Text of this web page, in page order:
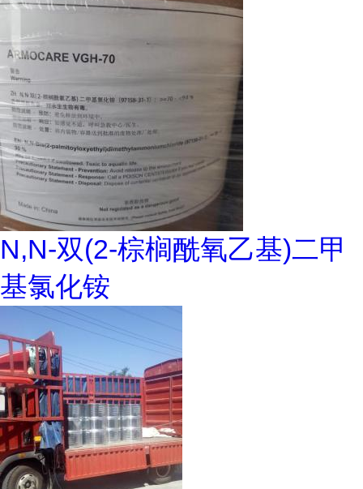
N,N-双(2-棕榈酰氧乙基)二甲
基氯化铵